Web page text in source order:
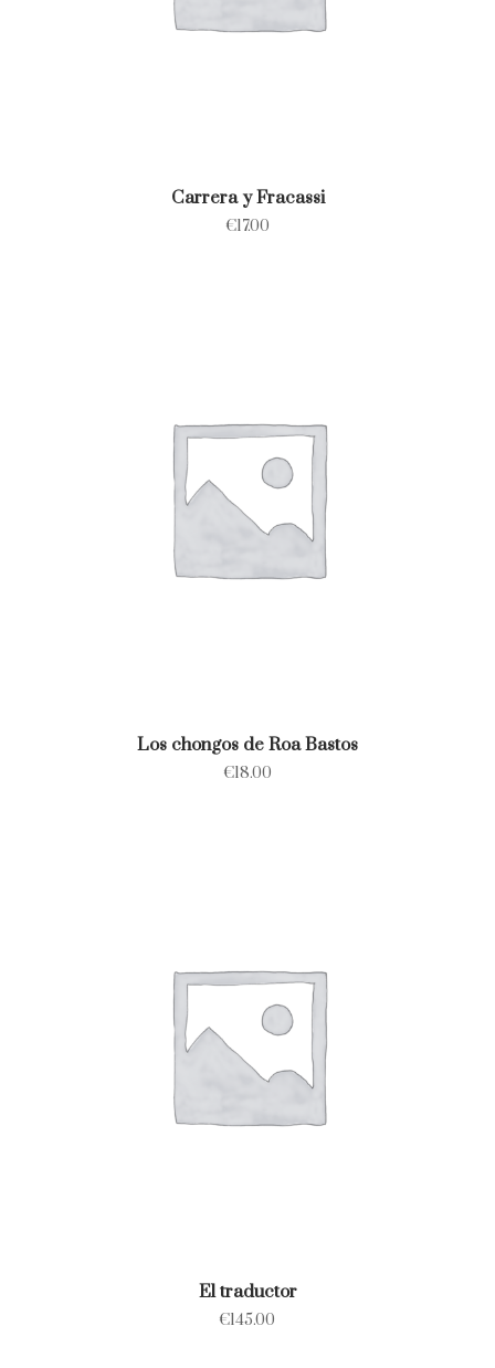
Carrera y Fracassi
€17.00
Los chongos de Roa Bastos
€18.00
El traductor
€145.00